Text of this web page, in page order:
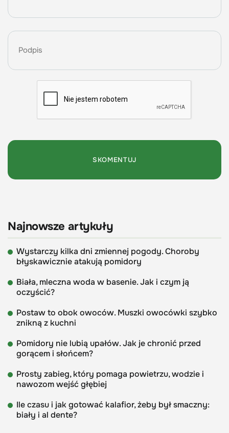
Najnowsze artykuły
Wystarczy kilka dni zmiennej pogody. Choroby
błyskawicznie atakują pomidory
Biała, mleczna woda w basenie. Jak i czym ją
oczyścić?
Postaw to obok owoców. Muszki owocówki szybko
znikną z kuchni
Pomidory nie lubią upałów. Jak je chronić przed
gorącem i słońcem?
Prosty zabieg, który pomaga powietrzu, wodzie i
nawozom wejść głębiej
Ile czasu i jak gotować kalafior, żeby był smaczny:
biały i al dente?